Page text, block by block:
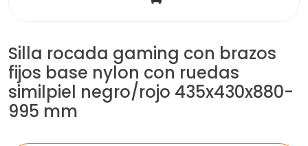
Silla rocada gaming con brazos
fijos base nylon con ruedas
similpiel negro/rojo 435x430x880-
995 mm